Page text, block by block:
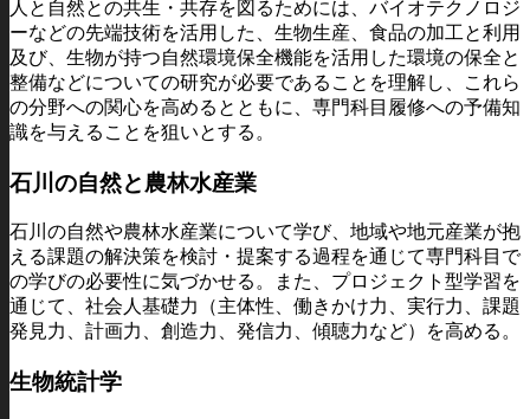
人と自然との共生・共存を図るためには、バイオテクノロジ
ーなどの先端技術を活用した、生物生産、食品の加工と利用
及び、生物が持つ自然環境保全機能を活用した環境の保全と
整備などについての研究が必要であることを理解し、これら
の分野への関心を高めるとともに、専門科目履修への予備知
識を与えることを狙いとする。
石川の自然と農林水産業
石川の自然や農林水産業について学び、地域や地元産業が抱
える課題の解決策を検討・提案する過程を通じて専門科目で
の学びの必要性に気づかせる。また、プロジェクト型学習を
通じて、社会人基礎力（主体性、働きかけ力、実行力、課題
発見力、計画力、創造力、発信力、傾聴力など）を高める。
生物統計学